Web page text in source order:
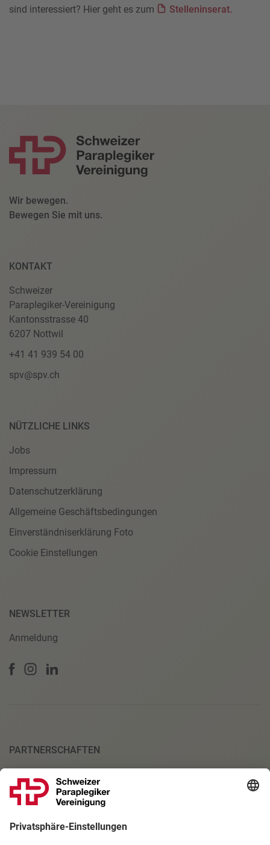
sind interessiert? Hier geht es zum
Stelleninserat.
Wir bewegen.
Bewegen Sie mit uns.
KONTAKT
Schweizer
Paraplegiker-Vereinigung
Kantonsstrasse 40
6207 Nottwil
+41 41 939 54 00
spv@spv.ch
NÜTZLICHE LINKS
Jobs
Impressum
Datenschutzerklärung
Allgemeine Geschäftsbedingungen
Einverständniserklärung Foto
Cookie Einstellungen
NEWSLETTER
Anmeldung
PARTNERSCHAFTEN